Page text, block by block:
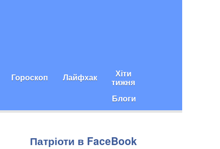
Гороскоп Лайфхак Хіти
тижня
Блоги
Патріоти в FaceBook